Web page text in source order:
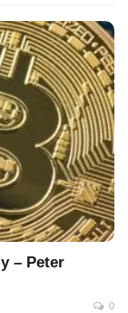
– Peter
0